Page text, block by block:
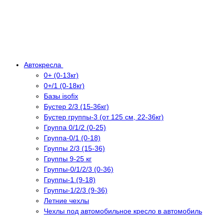
Автокресла
0+ (0-13кг)
0+/1 (0-18кг)
Базы isofix
Бустер 2/3 (15-36кг)
Бустер группы-3 (от 125 см, 22-36кг)
Группа 0/1/2 (0-25)
Группа-0/1 (0-18)
Группы 2/3 (15-36)
Группы 9-25 кг
Группы-0/1/2/3 (0-36)
Группы-1 (9-18)
Группы-1/2/3 (9-36)
Летние чехлы
Чехлы под автомобильное кресло в автомобиль